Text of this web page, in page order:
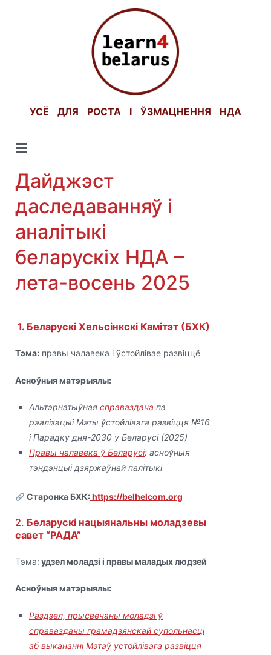
УСЁ ДЛЯ РОСТА І ЎЗМАЦНЕННЯ НДА
Дайджэст
даследаванняў і
аналітыкі
беларускіх НДА –
лета-восень 2025
1. Беларускі Хельсінкскі Камітэт (БХК)
Тэма: правы чалавека і ўстойлівае развіццё
Асноўныя матэрыялы:
Альтэрнатыўнаясправаздача па
рэалізацыі Мэты ўстойлівага развіцця №16
і Парадку дня-2030 у Беларусі (2025)
Правы чалавека ў Беларусі: асноўныя
тэндэнцыі дзяржаўнай палітыкі
Старонка БХК:https://belhelcom.org
2. Беларускі нацыянальны моладзевы
савет “РАДА”
Тэма: удзел моладзі і правы маладых людзей
Асноўныя матэрыялы:
Раздзел, прысвечаны моладзі ў
справаздачы грамадзянскай супольнасці
аб выкананні Мэтаў устойлівага развіцця